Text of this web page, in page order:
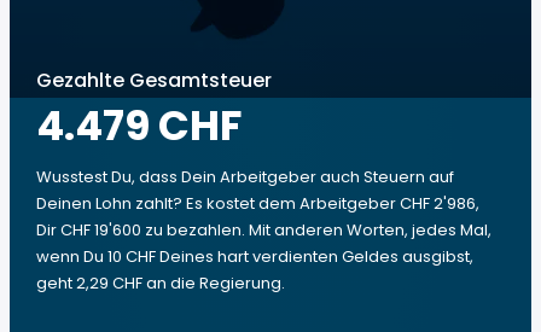
Gezahlte Gesamtsteuer
4.479 CHF
Wusstest Du, dass Dein Arbeitgeber auch Steuern auf
Deinen Lohn zahlt? Es kostet dem Arbeitgeber CHF 2'986,
Dir CHF 19'600 zu bezahlen. Mit anderen Worten, jedes Mal,
wenn Du 10 CHF Deines hart verdienten Geldes ausgibst,
geht 2,29 CHF an die Regierung.